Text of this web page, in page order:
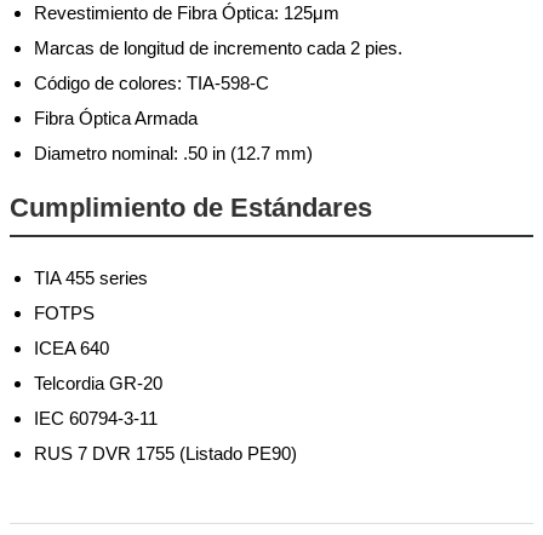
Revestimiento de Fibra Óptica: 125μm
Marcas de longitud de incremento cada 2 pies.
Código de colores: TIA-598-C
Fibra Óptica Armada
Diametro nominal: .50 in (12.7 mm)
Cumplimiento de Estándares
TIA 455 series
FOTPS
ICEA 640
Telcordia GR-20
IEC 60794-3-11
RUS 7 DVR 1755 (Listado PE90)